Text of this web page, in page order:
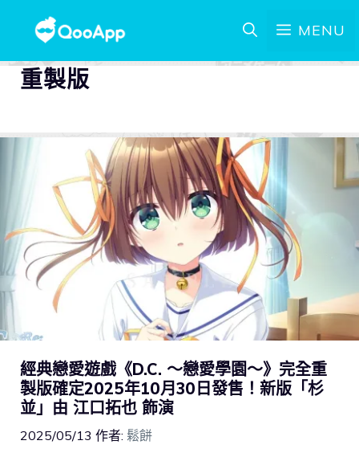
MENU
重製版
經典戀愛遊戲《D.C. ～戀愛學園～》完全重
製版確定2025年10月30日發售！新版「杉
並」由 江口拓也 飾演
2025/05/13 作者: 鬆餅